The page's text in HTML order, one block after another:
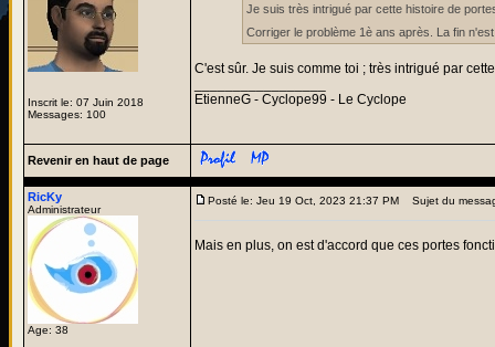
Inscrit le: 07 Juin 2018
Messages: 100
Je suis très intrigué par cette histoire de
Corriger le problème 1è ans après. La fin
C'est sûr. Je suis comme toi ; très intrigué par
EtienneG - Cyclope99 - Le Cyclope
Revenir en haut de page
RicKy
Administrateur
Age: 38
Posté le: Jeu 19 Oct, 2023 21:37 PM Sujet du
Mais en plus, on est d'accord que ces portes